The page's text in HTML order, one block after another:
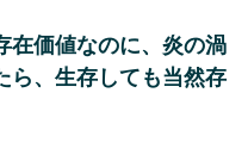
在価値なのに、炎の渦
ら、生存しても当然存